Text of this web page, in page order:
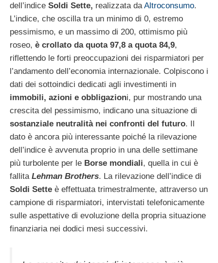
dell’indice Soldi Sette, realizzata da Altroconsumo.
L’indice, che oscilla tra un minimo di 0, estremo
pessimismo, e un massimo di 200, ottimismo più
roseo, è crollato da quota 97,8 a quota 84,9,
riflettendo le forti preoccupazioni dei risparmiatori per
l’andamento dell’economia internazionale. Colpiscono i
dati dei sottoindici dedicati agli investimenti in
immobili, azioni e obbligazioni, pur mostrando una
crescita del pessimismo, indicano una situazione di
sostanziale neutralità nei confronti del futuro. Il
dato è ancora più interessante poiché la rilevazione
dell’indice è avvenuta proprio in una delle settimane
più turbolente per le Borse mondiali, quella in cui è
fallita Lehman Brothers. La rilevazione dell’indice di
Soldi Sette è effettuata trimestralmente, attraverso un
campione di risparmiatori, intervistati telefonicamente
sulle aspettative di evoluzione della propria situazione
finanziaria nei dodici mesi successivi.